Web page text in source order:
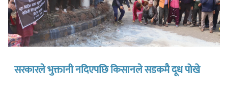
सरकारले भुक्तानी नदिएपछि किसानले सडकमै दूध पोखे